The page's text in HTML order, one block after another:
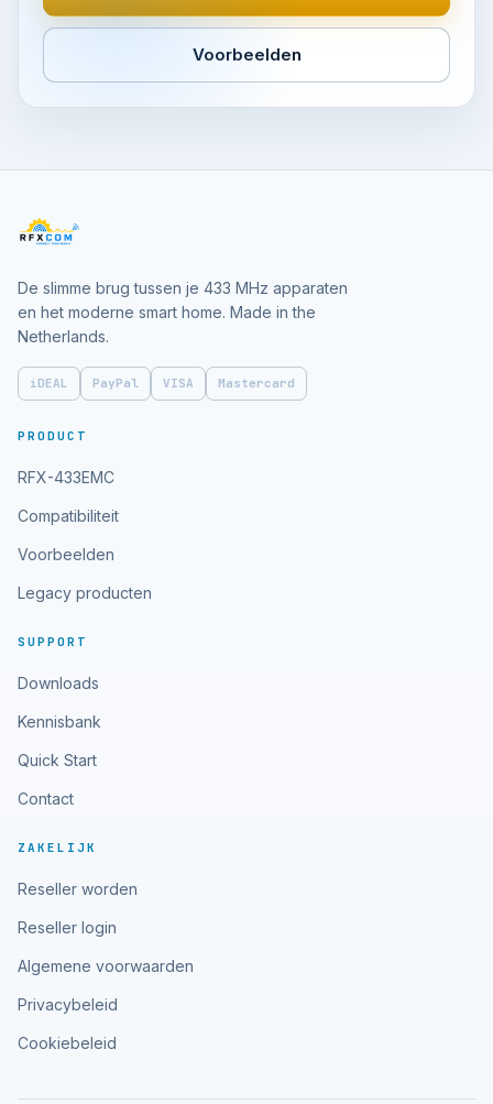
Voorbeelden
De slimme brug tussen je 433 MHz apparaten
en het moderne smart home. Made in the
Netherlands.
iDEAL PayPal VISA Mastercard
PRODUCT
RFX-433EMC
Compatibiliteit
Voorbeelden
Legacy producten
SUPPORT
Downloads
Kennisbank
Quick Start
Contact
ZAKELIJK
Reseller worden
Reseller login
Algemene voorwaarden
Privacybeleid
Cookiebeleid